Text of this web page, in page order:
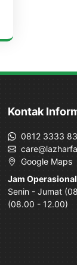
Kontak
0812 3333
Google Maps
Jam Operasional
Senin - Jumat
(08.00 - 12.00)